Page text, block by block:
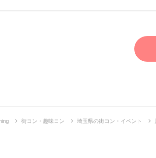
街コン・趣味コン 埼玉県の街コン・イベント